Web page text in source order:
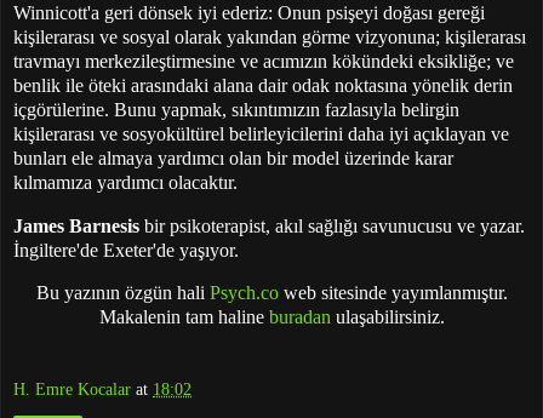
Winnicott'a geri dönsek iyi ederiz: Onun psişeyi doğası gereği
kişilerarası ve sosyal olarak yakından görme vizyonuna; kişilerarası
travmayı merkezileştirmesine ve acımızın kökündeki eksikliğe; ve
benlik ile öteki arasındaki alana dair odak noktasına yönelik derin
içgörülerine. Bunu yapmak, sıkıntımızın fazlasıyla belirgin
kişilerarası ve sosyokültürel belirleyicilerini daha iyi açıklayan ve
bunları ele almaya yardımcı olan bir model üzerinde karar
kılmamıza yardımcı olacaktır.
James Barnesis bir psikoterapist, akıl sağlığı savunucusu ve yazar.
İngiltere'de Exeter'de yaşıyor.
Bu yazının özgün hali Psych.coweb sitesinde yayımlanmıştır.
Makalenin tam haline buradan ulaşabilirsiniz.
H. Emre Kocalar at 18:02